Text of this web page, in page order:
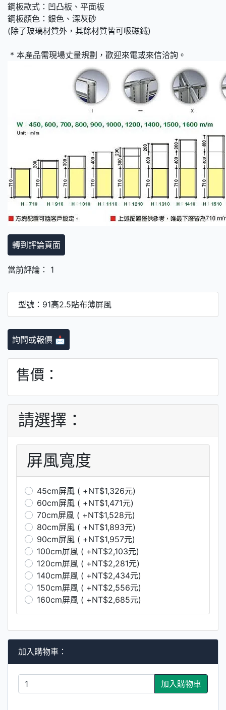
鋼板款式：凹凸板、平面板
鋼板顏色：銀色、深灰砂
(除了玻璃材質外，其餘材質皆可吸磁鐵)
* 本產品需現場丈量規劃，歡迎來電或來信洽詢。
轉到評論頁面
當前評論： 1
型號：91高2.5貼布薄屏風
詢問或報價 📩
售價：
請選擇：
屏風寬度
45cm屏風 ( +NT$1,326元)
60cm屏風 ( +NT$1,471元)
70cm屏風 ( +NT$1,528元)
80cm屏風 ( +NT$1,893元)
90cm屏風 ( +NT$1,957元)
100cm屏風 ( +NT$2,103元)
120cm屏風 ( +NT$2,281元)
140cm屏風 ( +NT$2,434元)
150cm屏風 ( +NT$2,556元)
160cm屏風 ( +NT$2,685元)
加入購物車：
加入購物車